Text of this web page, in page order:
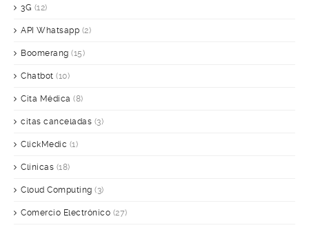
3G (12)
API Whatsapp (2)
Boomerang (15)
Chatbot (10)
Cita Médica (8)
citas canceladas (3)
ClickMedic (1)
Clínicas (18)
Cloud Computing (3)
Comercio Electrónico (27)